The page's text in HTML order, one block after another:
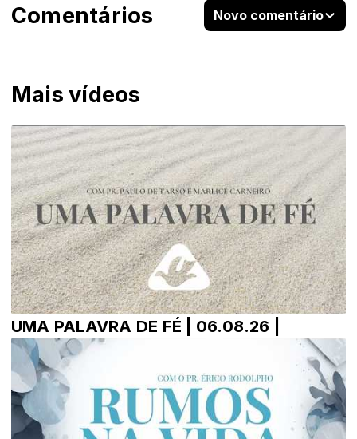
Mais vídeos
UMA PALAVRA DE FÉ | 06.08.26 |
Comentários Novo comentário